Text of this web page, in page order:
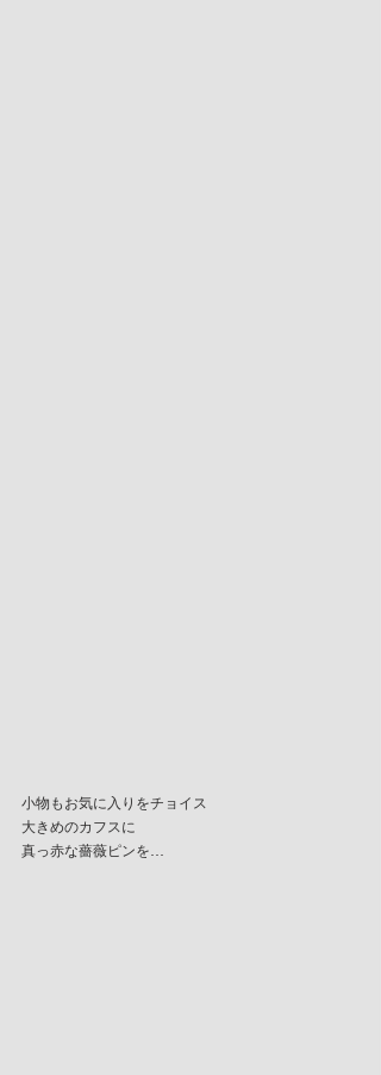
小物もお気に入りをチョイス
大きめのカフスに
真っ赤な薔薇ピンを…